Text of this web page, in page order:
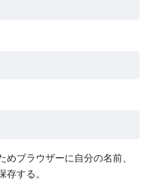
ブラウザーに自分の名前、
存する。